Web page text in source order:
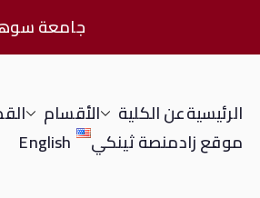
جامعة
الرئيسيةعن الكلية الأقسام
موقع زادمنصة ثينكي English